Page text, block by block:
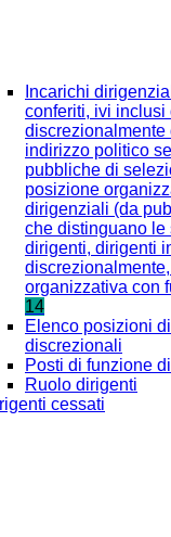
Incarichi
conferiti, ivi inclusi
discrezionalmente
indirizzo politico
pubbliche di
posizione
dirigenziali (da
che distinguano le
dirigenti, dirigenti
organizzativa con
14
Elenco posizioni
discrezionali
Posti di funzione
Ruolo dirigenti
cessati